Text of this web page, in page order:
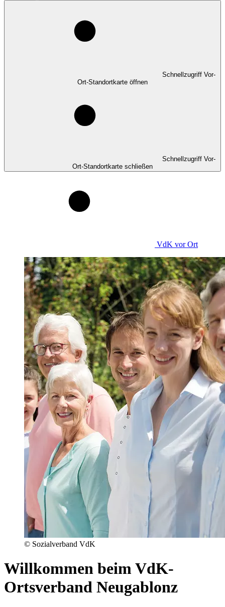
Schnellzugriff Vor-
Ort-Standortkarte öffnen
Schnellzugriff Vor-
Ort-Standortkarte schließen
VdK vor Ort
© Sozialverband VdK
Willkommen beim VdK-
Ortsverband Neugablonz